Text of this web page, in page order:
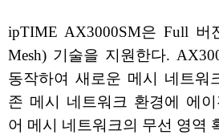
ipTIME AX3000SM은 Full 버
Mesh) 기술을 지원한다.
동작하여 새로운 메시 네트워
존 메시 네트워크 환경에 에
어 메시 네트워크의 무선 영역